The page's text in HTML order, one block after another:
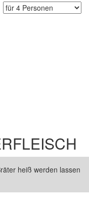
ansehen
heiß werden lassen